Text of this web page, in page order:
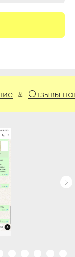
Отзывы наших